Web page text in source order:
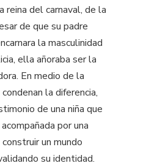
reina del carnaval, de la
de que su padre
la masculinidad
ella añoraba ser la
En medio de la
la diferencia,
de una niña que
por una
un mundo
su identidad.